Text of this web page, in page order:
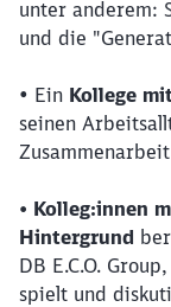
unter anderem:
und die
• Ein Kollege
seinen
• Kolleg:innen
Hintergrund
DB E.C.O.
spielt und